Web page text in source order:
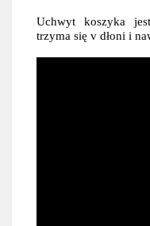
Uchwyt koszyka
trzyma się v dłoni i